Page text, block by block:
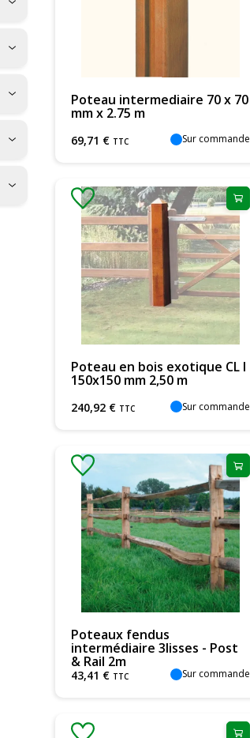
Poteau intermediaire 70 x 70
mm x 2.75 m
69,71 € TTC Sur commande
Poteau en bois exotique CL I
150x150 mm 2,50 m
240,92 € TTC Sur commande
Poteaux fendus
intermédiaire 3lisses - Post
& Rail 2m
43,41 € TTC Sur commande